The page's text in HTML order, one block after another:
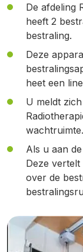
De afdeling
heeft 2
bestraling.
Deze
heet een
U meldt
wachtruimte.
Als u aan
Deze
over de